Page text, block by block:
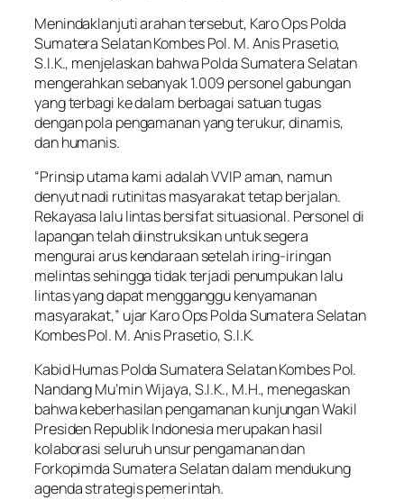
Menindaklanjuti arahan tersebut, Karo Ops Polda
Sumatera Selatan Kombes Pol. M. Anis Prasetio,
S.I.K., menjelaskan bahwa Polda Sumatera Selatan
mengerahkan sebanyak 1.009 personel gabungan
yang terbagi ke dalam berbagai satuan tugas
dengan pola pengamanan yang terukur, dinamis,
dan humanis.
“Prinsip utama kami adalah VVIP aman, namun
denyut nadi rutinitas masyarakat tetap berjalan.
Rekayasa lalu lintas bersifat situasional. Personel di
lapangan telah diinstruksikan untuk segera
mengurai arus kendaraan setelah iring-iringan
melintas sehingga tidak terjadi penumpukan lalu
lintas yang dapat mengganggu kenyamanan
masyarakat,” ujar Karo Ops Polda Sumatera Selatan
Kombes Pol. M. Anis Prasetio, S.I.K.
Kabid Humas Polda Sumatera Selatan Kombes Pol.
Nandang Mu’min Wijaya, S.I.K., M.H., menegaskan
bahwa keberhasilan pengamanan kunjungan Wakil
Presiden Republik Indonesia merupakan hasil
kolaborasi seluruh unsur pengamanan dan
Forkopimda Sumatera Selatan dalam mendukung
agenda strategis pemerintah.